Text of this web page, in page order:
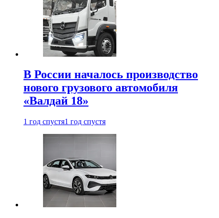
В России началось производство
нового грузового автомобиля
«Валдай 18»
1 год спустя1 год спустя